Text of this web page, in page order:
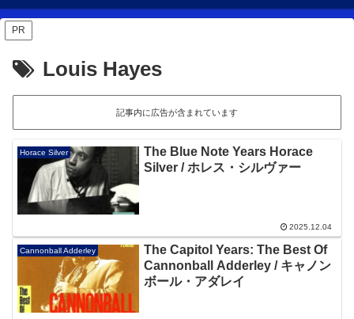
PR
Louis Hayes
記事内に広告が含まれています
Horace Silver
The Blue Note Years Horace
Silver / ホレス・シルヴァー
2025.12.04
Cannonball Adderley
The Capitol Years: The Best Of
Cannonball Adderley / キャノン
ボール・アダレイ